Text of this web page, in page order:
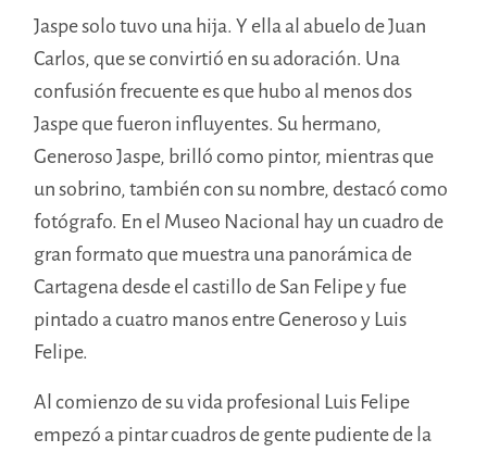
Jaspe solo tuvo una hija. Y ella al abuelo de Juan
Carlos, que se convirtió en su adoración. Una
confusión frecuente es que hubo al menos dos
Jaspe que fueron influyentes. Su hermano,
Generoso Jaspe, brilló como pintor, mientras que
un sobrino, también con su nombre, destacó como
fotógrafo. En el Museo Nacional hay un cuadro de
gran formato que muestra una panorámica de
Cartagena desde el castillo de San Felipe y fue
pintado a cuatro manos entre Generoso y Luis
Felipe.
Al comienzo de su vida profesional Luis Felipe
empezó a pintar cuadros de gente pudiente de la